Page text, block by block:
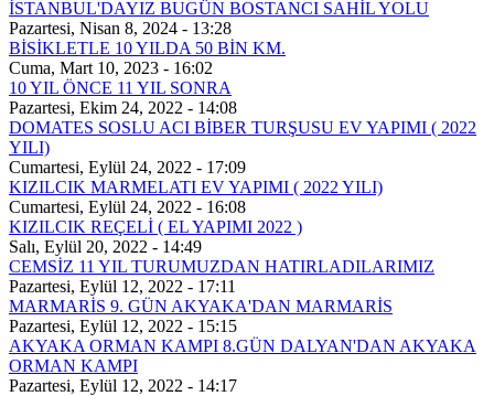
İSTANBUL'DAYIZ BUGÜN BOSTANCI SAHİL YOLU
Pazartesi, Nisan 8, 2024 - 13:28
BİSİKLETLE 10 YILDA 50 BİN KM.
Cuma, Mart 10, 2023 - 16:02
10 YIL ÖNCE 11 YIL SONRA
Pazartesi, Ekim 24, 2022 - 14:08
DOMATES SOSLU ACI BİBER TURŞUSU EV YAPIMI ( 2022
YILI)
Cumartesi, Eylül 24, 2022 - 17:09
KIZILCIK MARMELATI EV YAPIMI ( 2022 YILI)
Cumartesi, Eylül 24, 2022 - 16:08
KIZILCIK REÇELİ ( EL YAPIMI 2022 )
Salı, Eylül 20, 2022 - 14:49
CEMSİZ 11 YIL TURUMUZDAN HATIRLADILARIMIZ
Pazartesi, Eylül 12, 2022 - 17:11
MARMARİS 9. GÜN AKYAKA'DAN MARMARİS
Pazartesi, Eylül 12, 2022 - 15:15
AKYAKA ORMAN KAMPI 8.GÜN DALYAN'DAN AKYAKA
ORMAN KAMPI
Pazartesi, Eylül 12, 2022 - 14:17